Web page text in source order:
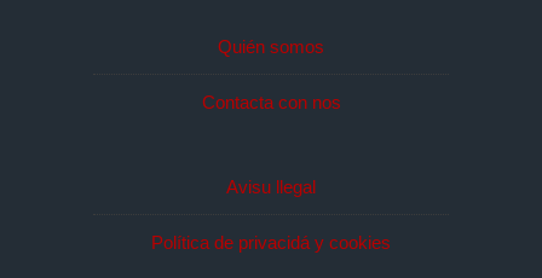
Quién somos
Contacta con nos
Avisu llegal
Política de privacidá y cookies